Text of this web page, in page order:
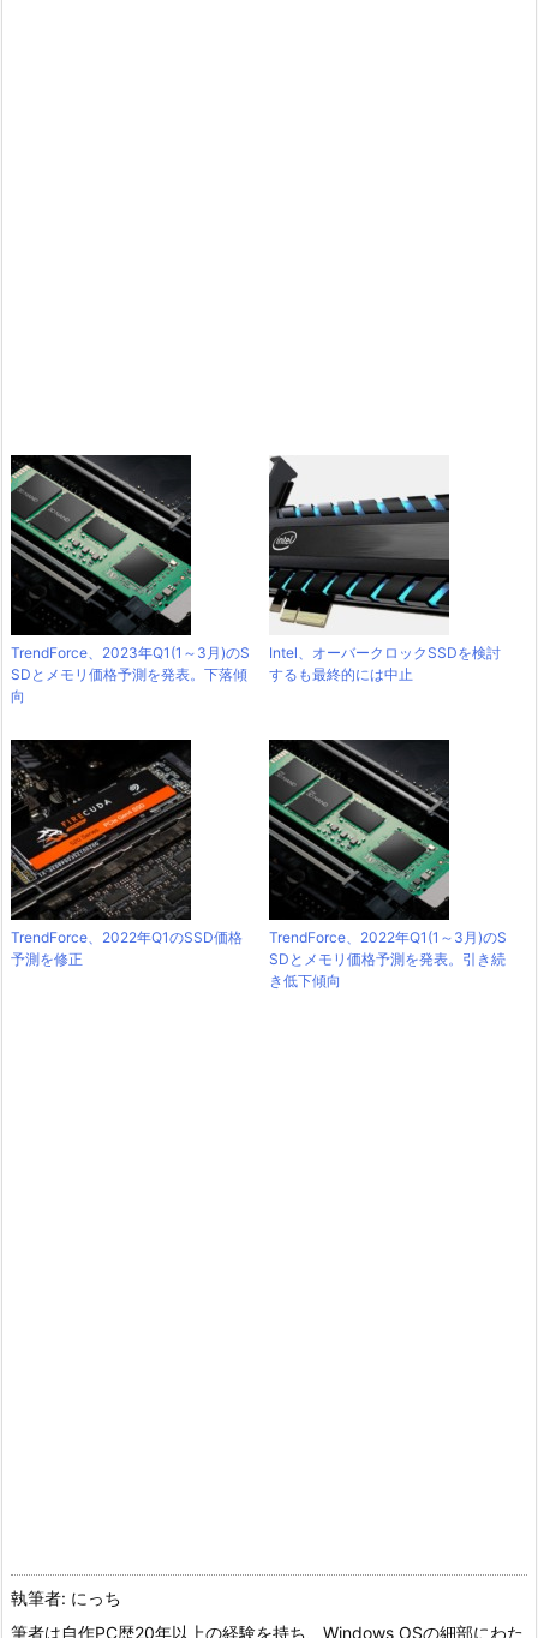
TrendForce、2023年Q1(1～3月)のS
SDとメモリ価格予測を発表。下落傾
向
Intel、オーバークロックSSDを検討
するも最終的には中止
TrendForce、2022年Q1のSSD価格
予測を修正
TrendForce、2022年Q1(1～3月)のS
SDとメモリ価格予測を発表。引き続
き低下傾向
執筆者: にっち
筆者は自作PC歴20年以上の経験を持ち、Windows OSの細部にわた